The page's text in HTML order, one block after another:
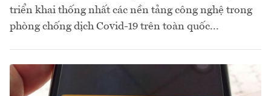
triển khai thống nhất các nền tảng công nghệ trong
phòng chống dịch Covid-19 trên toàn quốc...